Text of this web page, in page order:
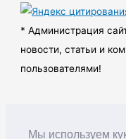
Мы используем
ы
* Администрация
новости, статьи и
пользователями!